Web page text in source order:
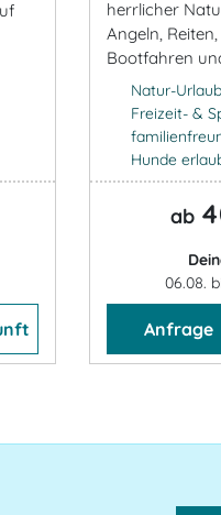
herrlicher
Angeln,
Bootfahren
Natur-Urlaub
Freizeit- &
Hunde
ab
06.08.
Anfrage